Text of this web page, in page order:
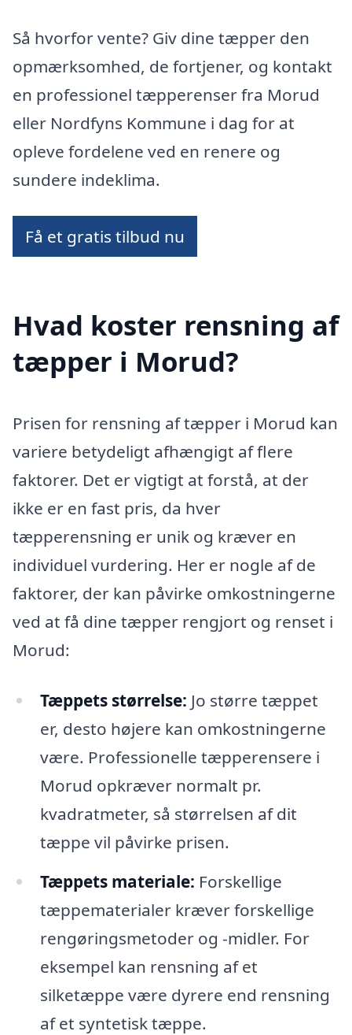
Så hvorfor vente? Giv dine tæpper den
opmærksomhed, de fortjener, og kontakt
en professionel tæpperenser fra Morud
eller Nordfyns Kommune i dag for at
opleve fordelene ved en renere og
sundere indeklima.
Få et gratis tilbud nu
Hvad koster rensning af
tæpper i Morud?
Prisen for rensning af tæpper i Morud kan
variere betydeligt afhængigt af flere
faktorer. Det er vigtigt at forstå, at der
ikke er en fast pris, da hver
tæpperensning er unik og kræver en
individuel vurdering. Her er nogle af de
faktorer, der kan påvirke omkostningerne
ved at få dine tæpper rengjort og renset i
Morud:
Tæppets størrelse: Jo større tæppet
er, desto højere kan omkostningerne
være. Professionelle tæpperensere i
Morud opkræver normalt pr.
kvadratmeter, så størrelsen af dit
tæppe vil påvirke prisen.
Tæppets materiale: Forskellige
tæppematerialer kræver forskellige
rengøringsmetoder og -midler. For
eksempel kan rensning af et
silketæppe være dyrere end rensning
af et syntetisk tæppe.